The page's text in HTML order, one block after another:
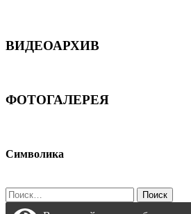
ВИДЕОАРХИВ
ФОТОГАЛЕРЕЯ
Символика
Найти: